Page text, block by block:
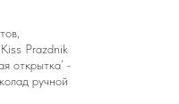
Prazdnik
открытка’ -
ручной